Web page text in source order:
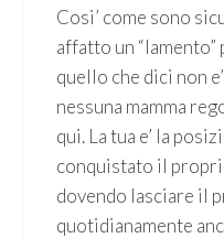
Cosi’ come sono
affatto un “lamento”
quello che dici non
nessuna mamma
qui. La tua e’ la
conquistato il
dovendo lasciare il
quotidianamente